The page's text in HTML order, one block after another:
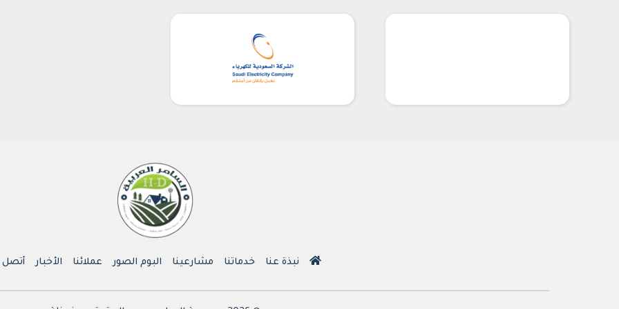
نبذة عنا خدماتنا مشارعينا البوم الصور عملائنا الأخبار أتصل